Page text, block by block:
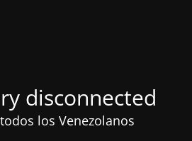
disconnected
los Venezolanos